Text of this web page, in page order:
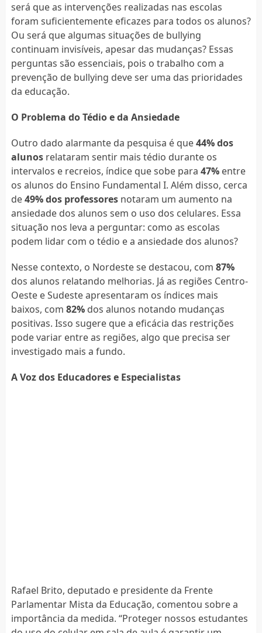
será que as intervenções realizadas nas escolas
foram suficientemente eficazes para todos os alunos?
Ou será que algumas situações de bullying
continuam invisíveis, apesar das mudanças? Essas
perguntas são essenciais, pois o trabalho com a
prevenção de bullying deve ser uma das prioridades
da educação.
O Problema do Tédio e da Ansiedade
Outro dado alarmante da pesquisa é que44% dos
alunosrelataram sentir mais tédio durante os
intervalos e recreios, índice que sobe para 47%entre
os alunos do Ensino Fundamental I. Além disso, cerca
de49% dos professoresnotaram um aumento na
ansiedade dos alunos sem o uso dos celulares. Essa
situação nos leva a perguntar: como as escolas
podem lidar com o tédio e a ansiedade dos alunos?
Nesse contexto, o Nordeste se destacou, com 87%
dos alunos relatando melhorias. Já as regiões Centro-
Oeste e Sudeste apresentaram os índices mais
baixos, com 82%dos alunos notando mudanças
positivas. Isso sugere que a eficácia das restrições
pode variar entre as regiões, algo que precisa ser
investigado mais a fundo.
A Voz dos Educadores e Especialistas
Rafael Brito, deputado e presidente da Frente
Parlamentar Mista da Educação, comentou sobre a
importância da medida. “Proteger nossos estudantes